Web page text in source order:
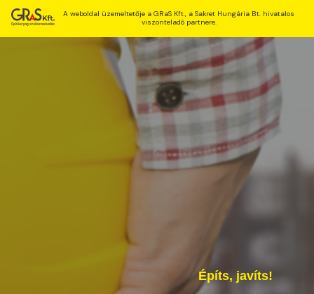
A weboldal üzemeltetője a GRaS Kft., a Sakret Hungária Bt. hivatalos
viszonteladó partnere.
Építs, javíts!